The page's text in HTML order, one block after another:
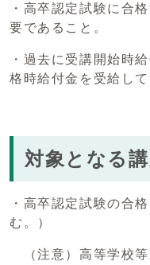
・高卒認定試験に合
要であること。
・過去に受講開始時
格時給付金を受給して
対象となる
・高卒認定試験の合
む。）
（注意）高等学校等